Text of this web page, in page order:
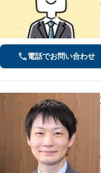
電話でお問い合わせ